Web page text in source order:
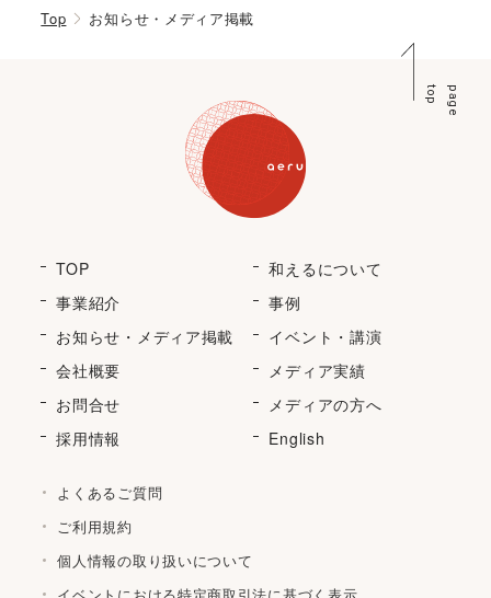
Top お知らせ・メディア掲載
p
a
g
e
t
o
p
TOP
和えるについて
事業紹介
事例
お知らせ・メディア掲載
イベント・講演
会社概要
メディア実績
お問合せ
メディアの方へ
採用情報
English
よくあるご質問
ご利用規約
個人情報の取り扱いについて